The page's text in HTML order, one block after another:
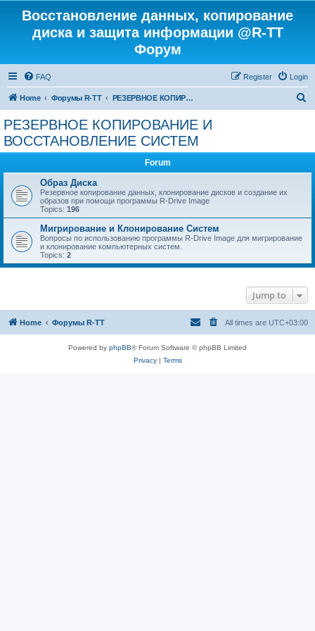
Восстановление данных, копирование
диска и защита информации @R-TT
Форум
FAQ Login
Register
Home Форумы R-TT РЕЗЕРВНОЕ КОПИРОВАНИЕ И ВОССТАНОВЛЕНИЕ СИСТЕМ
РЕЗЕРВНОЕ КОПИРОВАНИЕ И
ВОССТАНОВЛЕНИЕ СИСТЕМ
Forum
Образ Диска
Резервное копирование данных, клонирование дисков и создание их
образов при помощи программы R-Drive Image
Topics: 196
Мигрирование и Клонирование Систем
Вопросы по использованию программы R-Drive Image для мигрирование
и клонирование компьютерных систем.
Topics: 2
Jump to
Home Форумы R-TT All times are UTC+03:00
Powered by phpBB® Forum Software © phpBB Limited
Privacy| Terms